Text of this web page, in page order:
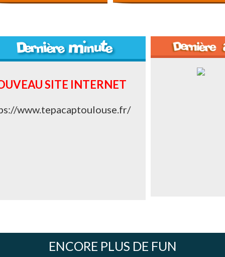
SITE INTERNET
www.tepacaptoulouse.fr/
ENCORE PLUS DE FUN